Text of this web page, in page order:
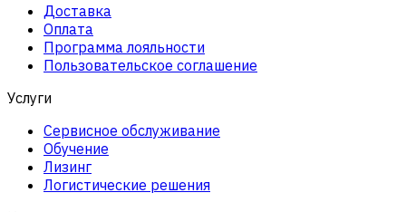
Доставка
Оплата
Программа лояльности
Пользовательское соглашение
Услуги
Сервисное обслуживание
Обучение
Лизинг
Логистические решения